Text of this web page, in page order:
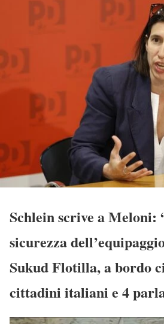
Schlein scrive a Meloni:
sicurezza
Sukud Flotilla, a bordo
cittadini italiani e 4